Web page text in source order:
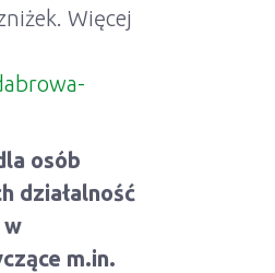
Więcej
osób
działalność
w
m.in.